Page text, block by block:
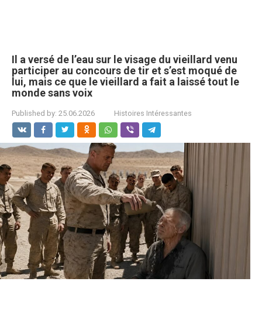
Il a versé de l’eau sur le visage du vieillard venu
participer au concours de tir et s’est moqué de
lui, mais ce que le vieillard a fait a laissé tout le
monde sans voix
Published by: 25.06.2026 Histoires Intéressantes